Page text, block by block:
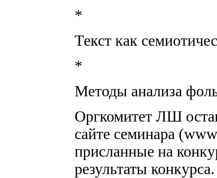
*
Текст как
*
Методы анализа
Оргкомитет ЛШ
сайте семинара
присланные на
результаты конкурса.